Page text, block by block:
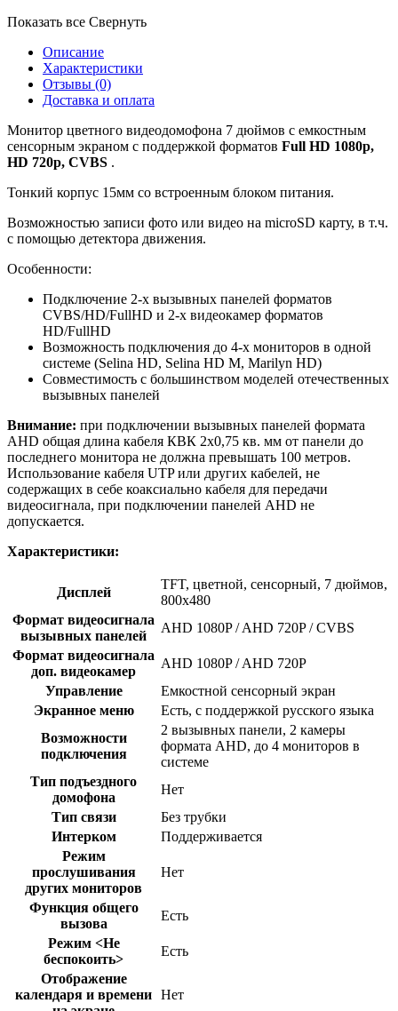
Показать все Свернуть
Описание
Характеристики
Отзывы (0)
Доставка и оплата
Монитор цветного видеодомофона 7 дюймов с емкостным
сенсорным экраном с поддержкой форматов Full HD 1080p,
HD 720p, CVBS .
Тонкий корпус 15мм со встроенным блоком питания.
Возможностью записи фото или видео на microSD карту, в т.ч.
с помощью детектора движения.
Особенности:
Подключение 2-х вызывных панелей форматов
CVBS/HD/FullHD и 2-х видеокамер форматов
HD/FullHD
Возможность подключения до 4-х мониторов в одной
системе (Selina HD, Selina HD M, Marilyn HD)
Совместимость с большинством моделей отечественных
вызывных панелей
Внимание: при подключении вызывных панелей формата
AHD общая длина кабеля КВК 2х0,75 кв. мм от панели до
последнего монитора не должна превышать 100 метров.
Использование кабеля UTP или других кабелей, не
содержащих в себе коаксиально кабеля для передачи
видеосигнала, при подключении панелей AHD не
допускается.
Характеристики:
Дисплей
TFT, цветной, сенсорный, 7 дюймов,
800х480
Формат видеосигнала
вызывных панелей
AHD 1080P / AHD 720P / CVBS
Формат видеосигнала
доп. видеокамер
AHD 1080P / AHD 720P
Управление
Емкостной сенсорный экран
Экранное меню
Есть, с поддержкой русского языка
Возможности
подключения
2 вызывных панели, 2 камеры
формата AHD, до 4 мониторов в
системе
Тип подъездного
домофона
Нет
Тип связи
Без трубки
Интерком
Поддерживается
Режим
прослушивания
других мониторов
Нет
Функция общего
вызова
Есть
Режим <Не
беспокоить>
Есть
Отображение
календаря и времени Нет